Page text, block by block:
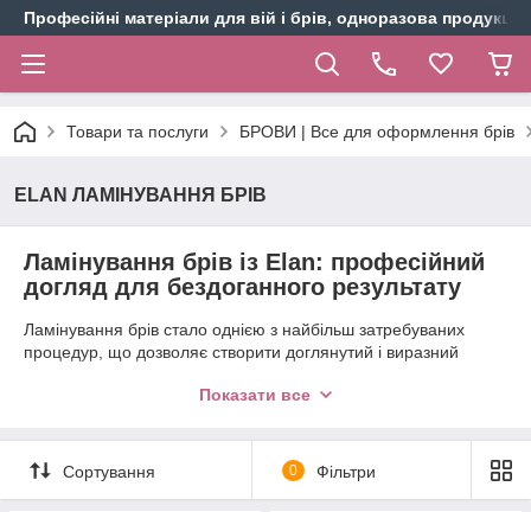
Професійні матеріали для вій і брів, одноразова продукція
Товари та послуги БРОВИ | Все для оформлення брів
ELAN ЛАМІНУВАННЯ БРІВ
Ламінування брів із Elan: професійний
догляд для бездоганного результату
Ламінування брів стало однією з найбільш затребуваних
процедур, що дозволяє створити доглянутий і виразний
які забезпечують стійкий ефект і дбайливий догляд. В
асортимент продукції Elan для ламінування брів.
Показати все
Сортування 0 Фільтри